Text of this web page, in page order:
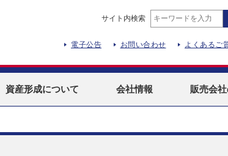
サイト内検索
電子公告 お問い合わせ よくあるご
資産形成について 会社情報 販売会社